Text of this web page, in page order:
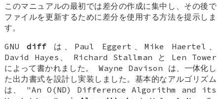
このマニュアルの最初では差分の作成に集中し、その後で
ファイルを更新するために差分を使用する方法を提示しま
す。
GNUdiff は、Paul Eggert、Mike Haertel、
David Hayes、 Richard Stallman と Len Tower
によって書かれました。 Wayne Davison は、一体化し
た出力書式を設計し実装しました。基本的なアルゴリズム
は、 "An O(ND) Difference Algorithm and its